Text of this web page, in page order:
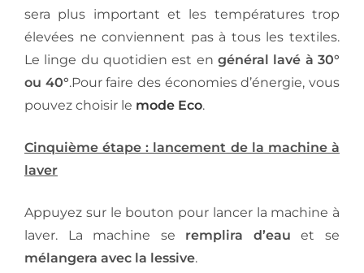
sera plus important et les températures trop
élevées ne conviennent pas à tous les textiles.
Le linge du quotidien est en général lavé à 30°
ou 40°.Pour faire des économies d’énergie, vous
pouvez choisir le mode Eco.
Cinquième étape : lancement de la machine à
laver
Appuyez sur le bouton pour lancer la machine à
laver. La machine se remplira d’eau et se
mélangera avec la lessive.